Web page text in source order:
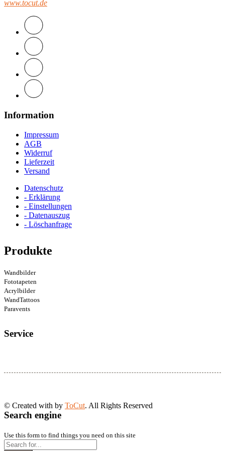
www.tocut.de
Information
Impressum
AGB
Widerruf
Lieferzeit
Versand
Datenschutz
- Erklärung
- Einstellungen
- Datenauszug
- Löschanfrage
Produkte
Wandbilder
Fototapeten
Acrylbilder
WandTattoos
Paravents
Service
© Created with by ToCut. All Rights Reserved
Search engine
Use this form to find things you need on this site